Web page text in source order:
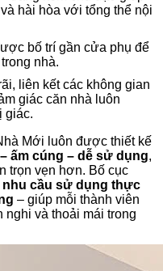
hài hòa với tổng thể nội
bố trí gần cửa phụ để
nhà.
liên kết các không gian
giác căn nhà luôn
giác.
Mới luôn được thiết kế
ấm cúng – dễ sử dụng,
trọn vẹn hơn. Bố cục
cầu sử dụng thực
– giúp mỗi thành viên
nghi và thoải mái trong